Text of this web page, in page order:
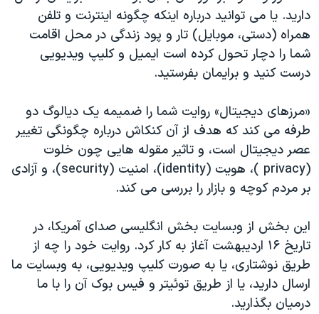
همایش محافظه‌کاران آمریکا «سی‌پک»
صفحه‌های ویژه
سفر پرزیدنت ترامپ به چین
داريد. يا می توانيد درباره اينکه چگونه اينترنت و تلفن
همراه (دستی، موبايل) تار و پود زندگی در محل اقامت
شما را دچار تحول کرده است ايميل و کليپ ويديويی
درست کنيد و برايمان بفرستيد.
«مرزهای ديجيتال» روايت شما را ضميمه يک ديالوگ دو
طرفه می کند که هدف از آن کنکاش درباره چگونگی تغيير
عصر ديجيتال است، و تاثير مقوله هايی چون خلوت
(privacy )، هويت (identity)، امنيت (security)، و آزادی
بر مردم کوچه و بازار را بررسی می کند.
اين بخش از وبسايت بخش انگلیسی صدای آمریکا، در
تاريخ ۱۶ ارديبهشت آغاز به کار کرد. روايت خود را چه از
طريق نوشتاری، يا به صورت کليپ ويديويی، به وبسايت ما
ارسال داريد، يا از طريق توئيتر و فيس بوک آن را با ما
درميان بگذاريد.